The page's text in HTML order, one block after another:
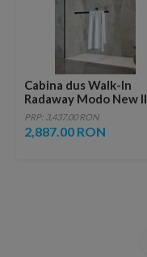
Cabina dus Walk-In
Radaway Modo New II
Black cu suport prosop
130xH200 cm
PRP: 3,437.00 RON
2,887.00 RON